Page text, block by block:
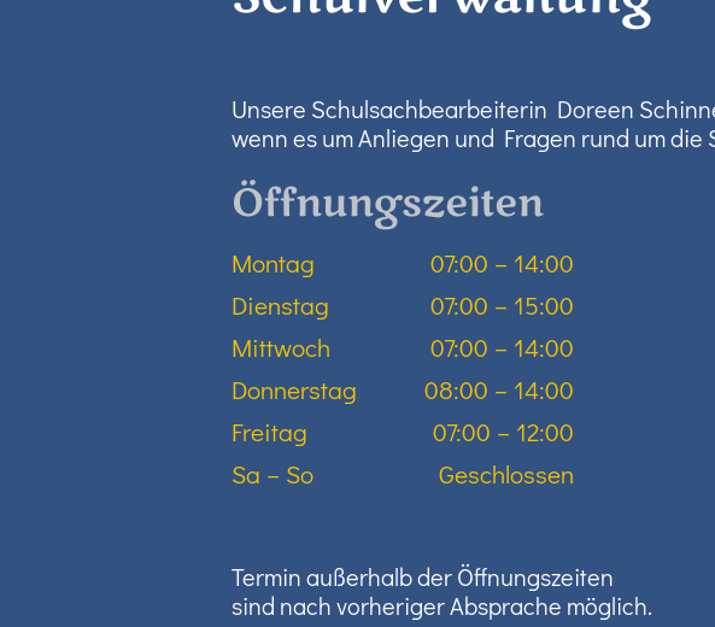
Unsere Schulsachbearbeiterin Doreen
wenn es um Anliegen und Fragen rund um die
Öffnungszeiten
Montag 07:00 – 14:00
Dienstag
07:00 – 15:00
Mittwoch
07:00 – 14:00
Donnerstag
08:00 – 14:00
Freitag
07:00 – 12:00
Sa – So Geschlossen
Termin außerhalb der Öffnungszeiten
sind nach vorheriger Absprache möglich.